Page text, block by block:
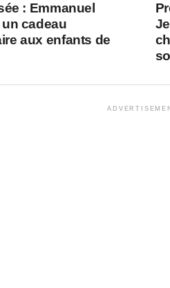
: Emmanuel
cadeau
aux enfants de